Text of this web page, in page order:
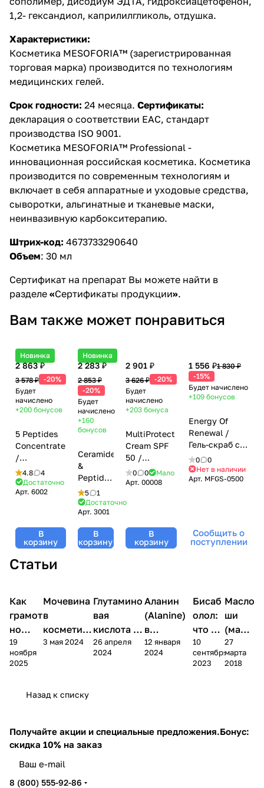
1,2- гександиол, каприлилгликоль, отдушка.
Характеристики:
Косметика MESOFORIA™ (зарегистрированная
торговая марка) производится по технологиям
медицинских гелей.
Срок годности: 24 месяца. Сертификаты:
декларация о соответствии EAC, стандарт
производства ISO 9001.
Косметика MESOFORIA™ Professional -
инновационная российская косметика. Косметика
производится по современным технологиям и
включает в себя аппаратные и уходовые средства,
сыворотки, альгинатные и тканевые маски,
неинвазивную карбокситерапию.
Штрих-код: 4673733290640
Объем: 30 мл
Сертификат на препарат Вы можете найти в
разделе «Сертификаты продукции».
Вам также может понравиться
Новинка
2 863 ₽
3 578 ₽ -20%
Будет
начислено
+200 бонусов
5 Peptides
Concentrate
/
Омолаживающий
концентрат
с 5 видами
(Мезофория)
- 30 мл
4.8
4
Достаточно
Арт. 6002
В
корзину
Новинка
2 283 ₽
2 853 ₽
-20%
Будет
начислено
+160
бонусов
Ceramides
&
Peptides
/
Укрепляющий
крем
Mesoforia
(Мезофория)
5
1
Достаточно
Арт.3001
В
корзину
2 901 ₽
3 626 ₽ -20%
Будет
начислено
+203 бонуса
MultiProtect
Cream SPF
50 /
Солнцезащитный
крем
СПФ 50,
(Мезофория)
- 100 мл
0 0
Мало
Арт. 00008
В
корзину
1 556 ₽1 830 ₽
-15%
Будет начислено
+109 бонусов
Energy Of
Renewal /
Гель-скраб с
экстрактом
фукуса, L-
карнитином,
500 мл
0
0
Нет в наличии
Арт. MFGS-0500
Сообщить о
поступлении
Статьи
за
Как
грамот
но
ввести
ретино
19
ноября
2025
Компоненты
косметики
Мочевина
в
косметике
: свойства
средство
3 мая 2024
Компоненты
косметики
Глутамино
вая
кислота в
косметике
:
26 апреля
2024
Компоненты
косметики
Аланин
(Alanine)
в
косметик
е:
я
12 января
2024
Неинвазивная
Бисаб
олол:
что за
компо
нент в
10
сентября
2023
за
Масло
ши
(масл
о
карит
27
марта
2018
Назад к списку
Получайте акции и специальные предложения.Бонус:
скидка 10% на заказ
8 (800) 555-92-86